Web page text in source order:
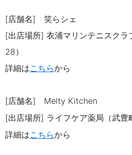
[店舗名] 笑らシェ
[出店場所] 衣浦マリンテニスクラ
28）
詳細はこち らから
[店舗名] Melty Kitchen
[出店場所] ライフケア薬局（武豊
詳細はこちらから